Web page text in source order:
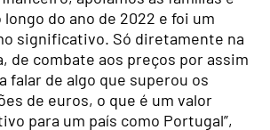
longo do ano de 2022 e foi um
significativo. Só diretamente na
de combate aos preços por assim
falar de algo que superou os
de euros, o que é um valor
para um país como Portugal”,